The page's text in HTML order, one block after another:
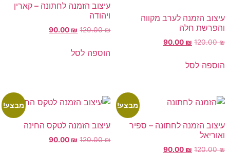
עיצוב הזמנה לערב מקווה
והפרשת חלה
120.00₪
90.00 ₪
הוספה לסל
עיצוב הזמנה לחתונה – קארין
ויהודה
120.00₪
90.00 ₪
הוספה לסל
מבצע!
עיצוב הזמנה לחתונה – ספיר
ואוריאל
120.00₪
90.00 ₪
מבצע!
עיצוב הזמנה לטקס החינה
120.00₪
90.00 ₪